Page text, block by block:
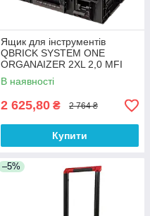
Ящик для інструментів
QBRICK SYSTEM ONE
ORGANAIZER 2XL 2,0 MFI
В наявності
2 625,80 ₴ 2 764 ₴
Купити
–5%